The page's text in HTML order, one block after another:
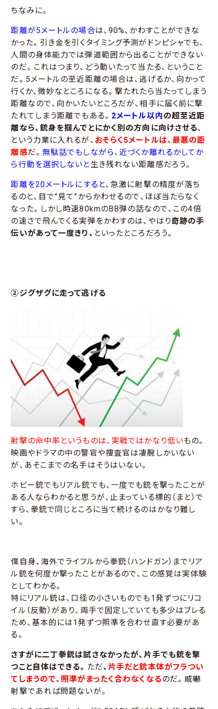
ちなみに。
距離が5メートルの場合は、90%、かわすことができな
かった。引き金を引くタイミング予測がドンピシャでも、
人間の身体能力では弾道範囲から出ることができない
のだ。これはつまり、どう動いたって当たる、ということ
だ。5メートルの至近距離の場合は、逃げるか、向かって
行くか、微妙なところになる。撃たれたら当たってしまう
距離なので、向かいたいところだが、相手に届く前に撃
たれてしまう距離でもある。 2メートル以内 の超至近距
離なら、銃身を掴んでとにかく別の方向に向けさせる、
という力業に入れるが、 おそらく5メートルは、最悪の距
離感だ。 無駄話でもしながら、近づくか離れるかしてか
ら行動を選択しないと 生き残れない距離感だろう。
距離を20メートルにすると、急激に射撃の精度が落ち
るのと、目で”見て”からかわせるので、ほぼ当たらなく
なった。しかし時速80kmのBB弾の話なので、この4倍
の速さで飛んでくる実弾をかわすのは、やはり奇跡の手
伝いがあって一度きり、 といったところだろう。
②ジグザグに走って逃げる
射撃の命中率というものは、実戦ではかなり低いもの。
映画やドラマの中の警官や捜査官は凄腕しかいない
が、あそこまでの名手はそうはいない。
ホビー銃でもリアル銃でも、一度でも銃を撃ったことが
ある人ならわかると思うが、止まっている標的（まと）で
すら、拳銃で同じところに当て続けるのはかなり難し
い。
僕自身、海外でライフルから拳銃（ハンドガン）までリア
ル銃を何度か撃ったことがあるので、この感覚は実体験
としてわかる。
特にリアル銃は、口径の小さいものでも1発ずつにリコ
イル（反動）があり、両手で固定していても多少はブレる
ため、基本的には1発ずつ照準を合わせ直す必要があ
る。
さすがに二丁拳銃は試さなかったが、片手でも銃を撃
つこと自体はできる。 ただ、 片手だと銃本体がフラつい
てしまうので、照準がまったく合わなくなるのだ。威嚇
射撃であれば問題ないが。